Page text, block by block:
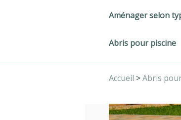
Aménager selon
Abris pour piscine
Accueil >Abris